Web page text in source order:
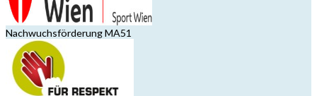
Nachwuchsförderung MA51